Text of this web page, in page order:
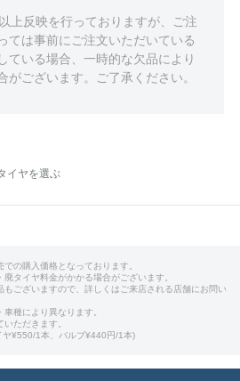
上反映を行っておりますが、ご注
ては事前にご注文いただいている
ている場合、一時的な欠品により
がございます。ご了承ください。
イヤを選ぶ
の購入価格となっております。
タイヤ料金がかかる場合がございます。
もございますので、詳しくはご来店される店舗にお問い
種により異なります。
ただきます。
¥550/1本、バルブ¥440円/1本)